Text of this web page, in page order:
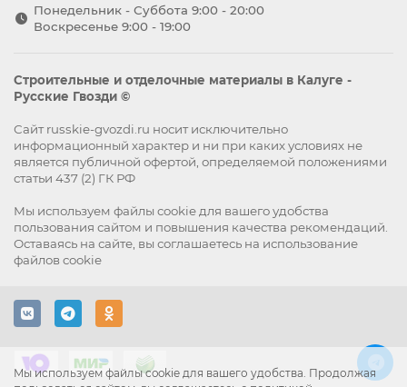
Мы используем файлы cookie для вашего удобства. Продолжая
Понедельник - Суббота 9:00 - 20:00
Воскресенье 9:00 - 19:00
Строительные и отделочные материалы в Калуге -
Русские Гвозди ©
Сайт russkie-gvozdi.ru носит исключительно
информационный характер и ни при каких условиях не
является публичной офертой, определяемой положениями
статьи 437 (2) ГК РФ
Мы используем файлы cookie для вашего удобства
пользования сайтом и повышения качества рекомендаций.
Оставаясь на сайте, вы соглашаетесь на использование
файлов cookie